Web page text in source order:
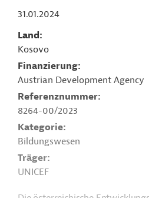
31.01.2024
Land
Kosovo
Finanzierung
Austrian Development Agency
Referenznummer
8264-00/2023
Kategorie
Bildungswesen
Träger
UNICEF